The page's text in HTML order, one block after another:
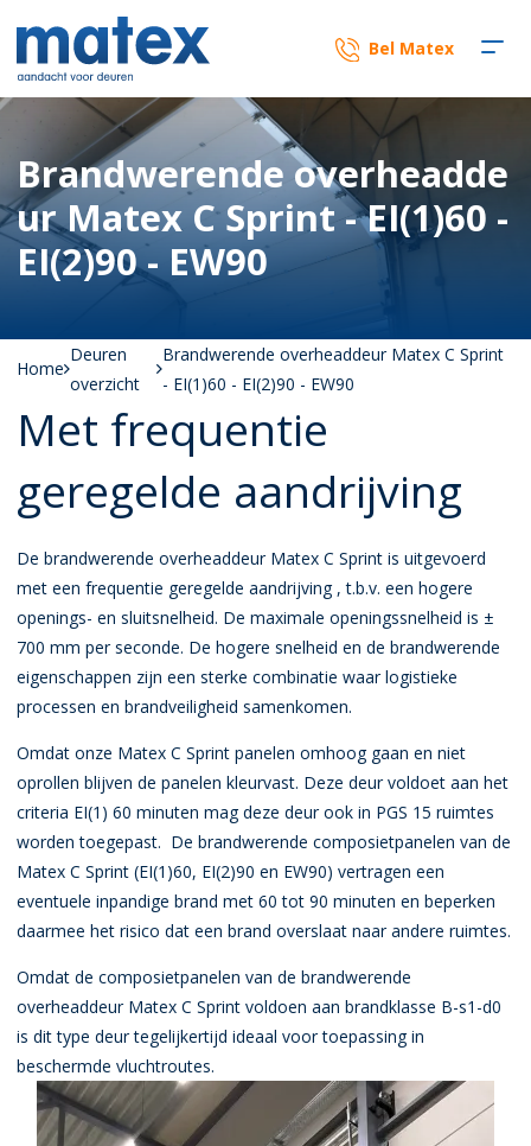
Bel Matex
Brandwerende overheadde
ur Matex C Sprint - EI(1)60 -
EI(2)90 - EW90
Home
Deuren
overzicht
Brandwerende overheaddeur Matex C Sprint
- EI(1)60 - EI(2)90 - EW90
Met frequentie
geregelde aandrijving
De brandwerende overheaddeur Matex C Sprint is uitgevoerd
met een frequentie geregelde aandrijving , t.b.v. een hogere
openings- en sluitsnelheid. De maximale openingssnelheid is ±
700 mm per seconde. De hogere snelheid en de brandwerende
eigenschappen zijn een sterke combinatie waar logistieke
processen en brandveiligheid samenkomen.
Omdat onze Matex C Sprint panelen omhoog gaan en niet
oprollen blijven de panelen kleurvast. Deze deur voldoet aan het
criteria EI(1) 60 minuten mag deze deur ook in PGS 15 ruimtes
worden toegepast. De brandwerende composietpanelen van de
Matex C Sprint (EI(1)60, EI(2)90 en EW90) vertragen een
eventuele inpandige brand met 60 tot 90 minuten en beperken
daarmee het risico dat een brand overslaat naar andere ruimtes.
Omdat de composietpanelen van de brandwerende
overheaddeur Matex C Sprint voldoen aan brandklasse B-s1-d0
is dit type deur tegelijkertijd ideaal voor toepassing in
beschermde vluchtroutes.